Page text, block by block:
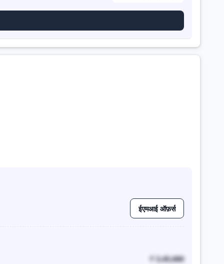
ईएमआई ऑफ़र्स
₹ 3,45,680